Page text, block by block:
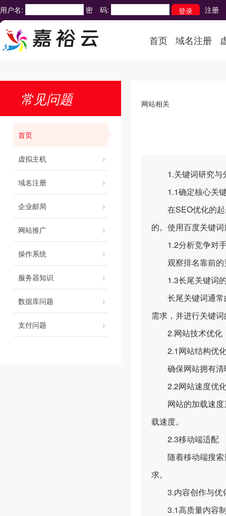
用户名: 密 码: 注册
首页 域名注册
常见问题
首页
虚拟主机
域名注册
企业邮局
网站推广
操作系统
服务器知识
数据库问题
支付问题
网站相关
1.关键词研究与
1.1确定核心关
在SEO优化的起
的。使用百度关键
1.2分析竞争对
观察排名靠前的
1.3长尾关键词
长尾关键词通常
需求，并进行关键
2.网站技术优化
2.1网站结构优
确保网站拥有清
2.2网站速度优
网站的加载速度
载速度。
2.3移动端适配
随着移动端搜索
求。
3.内容创作与优
3.1高质量内容